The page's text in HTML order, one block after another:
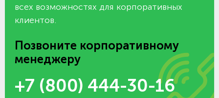
всех возможностях для корпоративных
клиентов.
Позвоните корпоративному
менеджеру
+7 (800) 444-30-16